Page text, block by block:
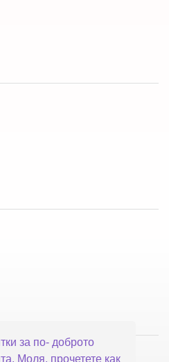
за по- доброто
Моля, прочетете как